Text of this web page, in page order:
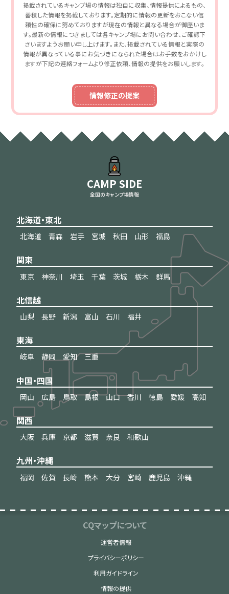
掲載されているキャンプ場の情報は独自に収集、情報提供によるもの、
蓄積した情報を掲載しております。定期的に情報の更新をおこない信
頼性の確保に努めておりますが現在の情報と異なる場合が御座いま
す。最新の情報につきましては各キャンプ場にお問い合わせ、ご確認下
さいますようお願い申し上げます。また、掲載されている情報と実際の
情報が異なっている事にお気づきになられた場合はお手数をおかけし
ますが下記の連絡フォームより修正依頼、情報の提供をお願いします。
情報修正の提案
CAMP SIDE
全国のキャンプ場情報
北海道・東北
北海道 青森 岩手 宮城 秋田 山形 福島
関東
東京 神奈川 埼玉 千葉 茨城 栃木 群馬
北信越
山梨 長野 新潟 富山 石川 福井
東海
岐阜 静岡 愛知 三重
中国・四国
岡山 広島 鳥取 島根 山口 香川 徳島 愛媛 高知
関西
大阪 兵庫 京都 滋賀 奈良 和歌山
九州・沖縄
福岡 佐賀 長崎 熊本 大分 宮崎 鹿児島 沖縄
CQマップについて
運営者情報
プライバシーポリシー
利用ガイドライン
情報の提供